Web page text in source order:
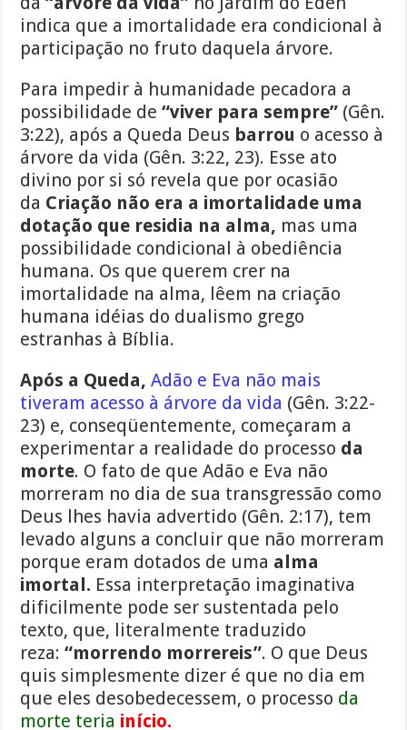
indica que a imortalidade era condicional à
participação no fruto daquela árvore.
Para impedir à humanidade pecadora a
possibilidade de “viver para sempre” (Gên.
3:22), após a Queda Deus barrou o acesso à
árvore da vida (Gên. 3:22, 23). Esse ato
divino por si só revela que por ocasião
da Criação não era a imortalidade uma
dotação que residia na alma, mas uma
possibilidade condicional à obediência
humana. Os que querem crer na
imortalidade na alma, lêem na criação
humana idéias do dualismo grego
estranhas à Bíblia.
Após a Queda, Adão e Eva não mais
tiveram acesso à árvore da vida (Gên. 3:22-
23) e, conseqüentemente, começaram a
experimentar a realidade do processo da
morte. O fato de que Adão e Eva não
morreram no dia de sua transgressão como
Deus lhes havia advertido (Gên. 2:17), tem
levado alguns a concluir que não morreram
porque eram dotados de uma alma
imortal. Essa interpretação imaginativa
dificilmente pode ser sustentada pelo
texto, que, literalmente traduzido
reza: “morrendo morrereis”. O que Deus
quis simplesmente dizer é que no dia em
que eles desobedecessem, o processo da
morte teria início.